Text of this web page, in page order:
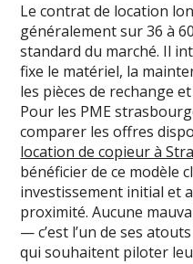
Le contrat de location
généralement sur 36 à
standard du marché. Il
fixe le matériel, la
les pièces de rechange
Pour les PME
comparer les offres
location de copieur à
bénéficier de ce modèle
investissement initial et
proximité. Aucune
— c’est l’un de ses
qui souhaitent piloter